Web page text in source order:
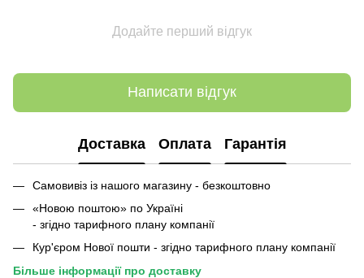
Додайте перший відгук
Написати відгук
Доставка Оплата Гарантія
Самовивіз із нашого магазину - безкоштовно
«Новою поштою» по Україні
- згідно тарифного плану компанії
Кур'єром Нової пошти - згідно тарифного плану компанії
Більше інформації про доставку